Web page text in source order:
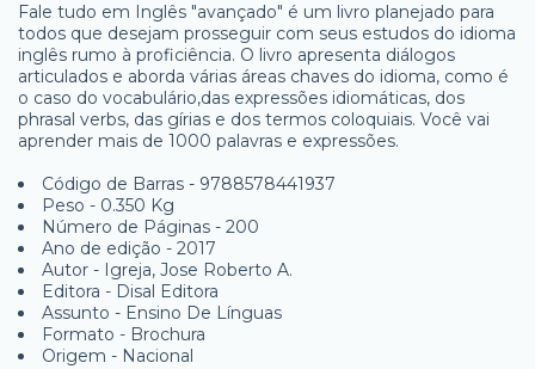
Fale tudo em Inglês "avançado" é um livro planejado para
todos que desejam prosseguir com seus estudos do idioma
inglês rumo à proficiência. O livro apresenta diálogos
articulados e aborda várias áreas chaves do idioma, como é
o caso do vocabulário,das expressões idiomáticas, dos
phrasal verbs, das gírias e dos termos coloquiais. Você vai
aprender mais de 1000 palavras e expressões.
Código de Barras - 9788578441937
Peso - 0.350 Kg
Número de Páginas - 200
Ano de edição - 2017
Autor - Igreja, Jose Roberto A.
Editora - Disal Editora
Assunto - Ensino De Línguas
Formato - Brochura
Origem - Nacional